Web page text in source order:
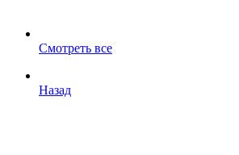
Смотреть все
Назад